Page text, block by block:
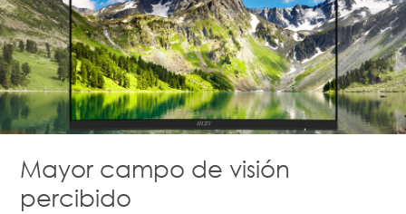
Mayor campo de visión
percibido